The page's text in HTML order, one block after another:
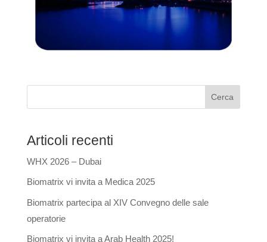
Cerca
Articoli recenti
WHX 2026 – Dubai
Biomatrix vi invita a Medica 2025
Biomatrix partecipa al XIV Convegno delle sale
operatorie
Biomatrix vi invita a Arab Health 2025!